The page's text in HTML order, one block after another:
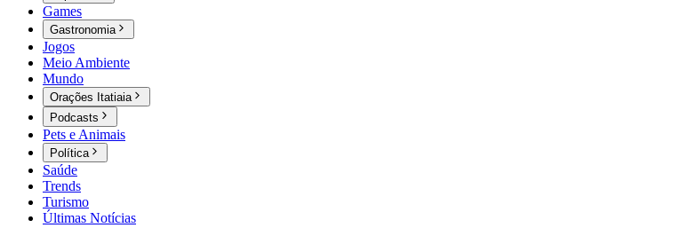
Games
Gastronomia
Jogos
Meio Ambiente
Mundo
Orações Itatiaia
Podcasts
Pets e Animais
Política
Saúde
Trends
Turismo
Últimas Notícias